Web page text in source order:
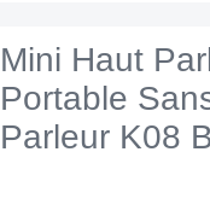
Mini Haut
Portable
Parleur K08